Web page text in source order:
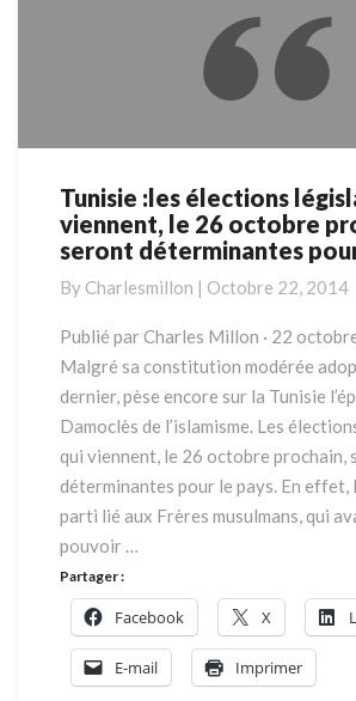
Tunisie
:les
élections
qui
viennent,
26
octobre
prochain,
seront
déterminantes
pour
le
pays.
Tunisie :les élections
viennent, le 26 octobre
seront déterminantes
By Charlesmillon | Octobre 22, 2014
Publié par Charles Millon · 22
Malgré sa constitution modérée
dernier, pèse encore sur la Tunisie
Damoclès de l’islamisme. Les
qui viennent, le 26 octobre prochain,
déterminantes pour le pays. En effet,
parti lié aux Frères musulmans, qui
pouvoir …
Partager :
Facebook X
E-mail Imprimer